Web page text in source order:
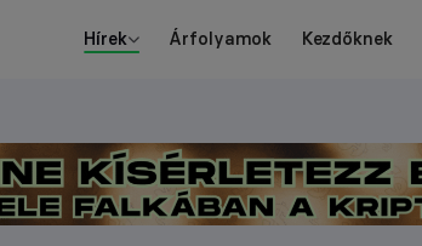
Hírek Árfolyamok Kezdőknek